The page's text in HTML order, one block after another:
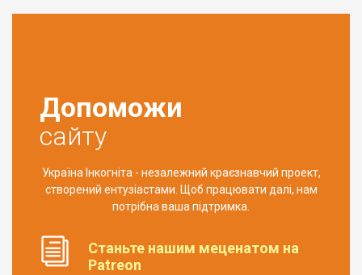
Допоможи
сайту
Україна Інкогніта - незалежний краєзнавчий проект,
створений ентузіастами. Щоб працювати далі, нам
потрібна ваша підтримка.
Станьте нашим меценатом на
Patreon